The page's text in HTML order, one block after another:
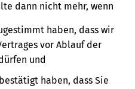
dann nicht mehr, wenn
haben, dass wir
vor Ablauf der
und
haben, dass Sie